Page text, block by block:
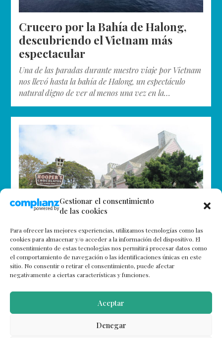
Gestionar el consentimiento
de las cookies
Para ofrecer las mejores experiencias, utilizamos tecnologías como las
cookies para almacenar y/o acceder a la información del dispositivo. El
consentimiento de estas tecnologías nos permitirá procesar datos como
el comportamiento de navegación o las identificaciones únicas en este
sitio. No consentir o retirar el consentimiento, puede afectar
negativamente a ciertas características y funciones.
Aceptar
Denegar
Crucero por la Bahía de Halong,
descubriendo el Vietnam más
espectacular
Una de las paradas durante nuestro viaje por Vietnam
nos llevó hasta la bahía de Halong, un espectáculo
natural digno de ver al menos una vez en la…
Qué ver en Oakland, el ‘Brooklyn
de San Francisco’
Los Golden State Warriors y una conocida compañía
aérea noruega son responsables de que nuestra
curiosidad viajera nos llevara hasta el ‘Robledal’
californiano. Aunque los primeros acaban de…